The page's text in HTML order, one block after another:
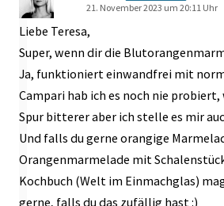
21. November 2023 um 20:11 Uhr
Liebe Teresa,
Super, wenn dir die
Ja, funktioniert einwandfrei mit
Campari hab ich es noch nie
Spur bitterer aber ich stelle es mir
Und falls du gerne orangige
Orangenmarmelade mit
Kochbuch (Welt im Einmachglas)
gerne, falls du das zufällig hast :)